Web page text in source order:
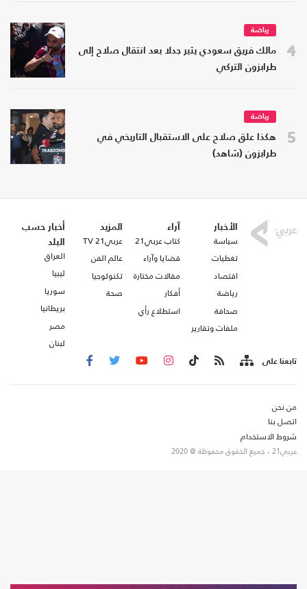
4
رياضة
مالك فريق سعودي يثير جدلا بعد انتقال صلاح إلى
طرابزون التركي
5
رياضة
هكذا علق صلاح على الاستقبال التاريخي في
طرابزون (شاهد)
الأخبار
سياسة
تغطيات
اقتصاد
رياضة
صحافة
ملفات وتقارير
آراء
كتاب عربي21
قضايا وآراء
مقالات مختارة
أفكار
استطلاع رأي
المزيد
عربي21 TV
عالم الفن
تكنولوجيا
صحة
أخبار حسب
البلد
العراق
ليبيا
سوريا
بريطانيا
مصر
لبنان
تابعنا على
من نحن
اتصل بنا
شروط الاستخدام
عربي21 ، جميع الحقوق محفوظة @ 2020